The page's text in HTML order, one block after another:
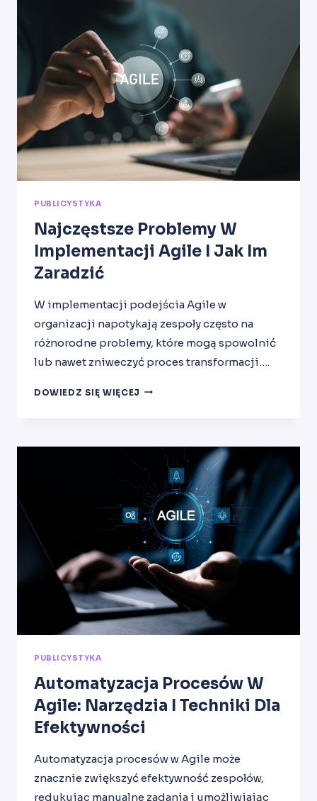
METODYKĄ
AGILE
PUBLICYSTYKA
Najczęstsze Problemy W
Implementacji Agile I Jak Im
Zaradzić
W implementacji podejścia Agile w
organizacji napotykają zespoły często na
różnorodne problemy, które mogą spowolnić
lub nawet zniweczyć proces transformacji….
DOWIEDZ SIĘ WIĘCEJ NAJCZĘSTSZE
AGILE
IM
ZARADZIĆ
PUBLICYSTYKA
Automatyzacja Procesów W
Agile: Narzędzia I Techniki Dla
Efektywności
Automatyzacja procesów w Agile może
znacznie zwiększyć efektywność zespołów,
redukując manualne zadania i umożliwiając